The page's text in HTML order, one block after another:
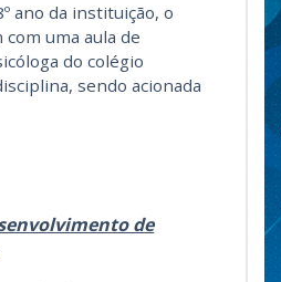
ano da instituição, o
uma aula de
do colégio
sendo acionada
de